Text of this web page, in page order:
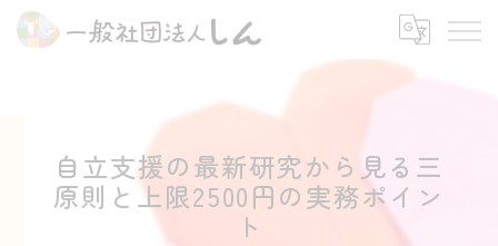
自立支援の最新研究から見る三
原則と上限2500円の実務ポイン
ト